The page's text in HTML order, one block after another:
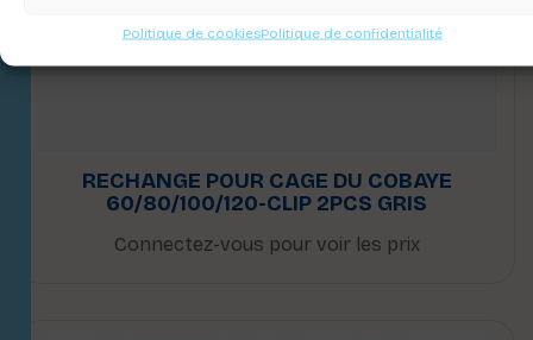
Politique de cookiesPolitique de confidentialité
RECHANGE POUR CAGE DU COBAYE
60/80/100/120-CLIP 2PCS GRIS
Connectez-vous pour voir les prix